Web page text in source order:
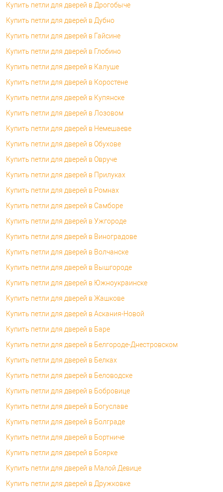
Купить петли для дверей в Дрогобыче
Купить петли для дверей в Дубно
Купить петли для дверей в Гайсине
Купить петли для дверей в Глобино
Купить петли для дверей в Калуше
Купить петли для дверей в Коростене
Купить петли для дверей в Купянске
Купить петли для дверей в Лозовом
Купить петли для дверей в Немешаеве
Купить петли для дверей в Обухове
Купить петли для дверей в Овруче
Купить петли для дверей в Прилуках
Купить петли для дверей в Ромнах
Купить петли для дверей в Самборе
Купить петли для дверей в Ужгороде
Купить петли для дверей в Виноградове
Купить петли для дверей в Волчанске
Купить петли для дверей в Вышгороде
Купить петли для дверей в Южноукраинске
Купить петли для дверей в Жашкове
Купить петли для дверей в Аскания-Новой
Купить петли для дверей в Баре
Купить петли для дверей в Белгороде-Днестровском
Купить петли для дверей в Белках
Купить петли для дверей в Беловодске
Купить петли для дверей в Бобровице
Купить петли для дверей в Богуславе
Купить петли для дверей в Болграде
Купить петли для дверей в Бортниче
Купить петли для дверей в Боярке
Купить петли для дверей в Малой Девице
Купить петли для дверей в Дружковке